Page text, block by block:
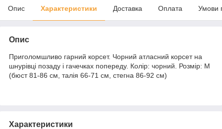
Опис Характеристики Доставка Оплата Умови
Опис
Приголомшливо гарний корсет. Чорний атласний корсет на
шнурівці позаду і гачечках попереду. Колір: чорний. Розмір: М
(бюст 81-86 см, талія 66-71 см, стегна 86-92 см)
Характеристики